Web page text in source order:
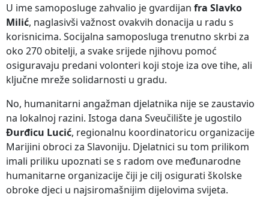
U ime samoposluge zahvalio je gvardijan fra Slavko
Milić, naglasivši važnost ovakvih donacija u radu s
korisnicima. Socijalna samoposluga trenutno skrbi za
oko 270 obitelji, a svake srijede njihovu pomoć
osiguravaju predani volonteri koji stoje iza ove tihe, ali
ključne mreže solidarnosti u gradu.
No, humanitarni angažman djelatnika nije se zaustavio
na lokalnoj razini. Istoga dana Sveučilište je ugostilo
Đurđicu Lucić, regionalnu koordinatoricu organizacije
Marijini obroci za Slavoniju. Djelatnici su tom prilikom
imali priliku upoznati se s radom ove međunarodne
humanitarne organizacije čiji je cilj osigurati školske
obroke djeci u najsiromašnijim dijelovima svijeta.